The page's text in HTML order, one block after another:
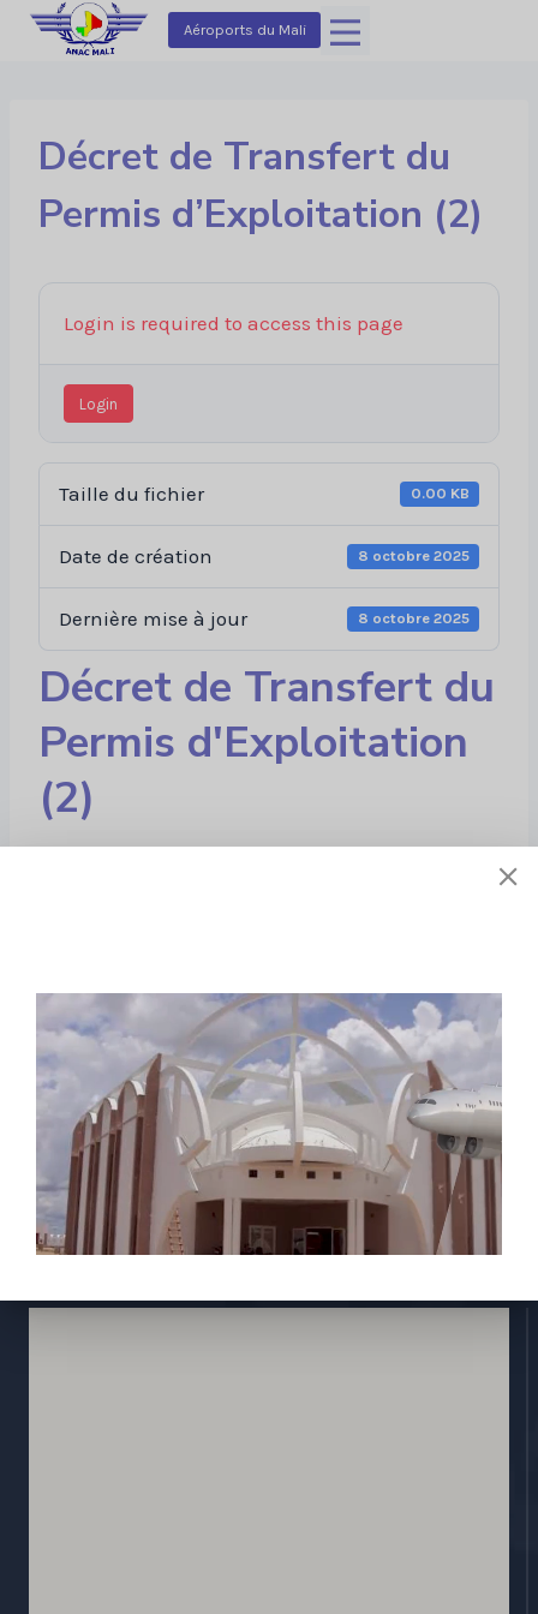
Aller
Aéroports du Mali
Décret de Transfert du
Permis d’Exploitation (2)
Login is required to access this page
Login
Taille du fichier 0.00 KB
Date de création 8 octobre 2025
Dernière mise à jour 8 octobre 2025
Décret de Transfert du
Permis d'Exploitation
(2)
À propos de nous
Stratégie
Activités
Réglementions
E-services
Contactez nous